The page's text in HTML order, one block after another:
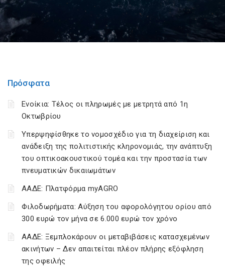
Πρόσφατα
Ενοίκια: Τέλος οι πληρωμές με μετρητά από 1η
Οκτωβρίου
Υπερψηφίσθηκε το νομοσχέδιο για τη διαχείριση και
ανάδειξη της πολιτιστικής κληρονομιάς, την ανάπτυξη
του οπτικοακουστικού τομέα και την προστασία των
πνευματικών δικαιωμάτων
ΑΑΔΕ: Πλατφόρμα myAGRO
Φιλοδωρήματα: Αύξηση του αφορολόγητου ορίου από
300 ευρώ τον μήνα σε 6.000 ευρώ τον χρόνο
ΑΑΔΕ: Ξεμπλοκάρουν οι μεταβιβάσεις κατασχεμένων
ακινήτων – Δεν απαιτείται πλέον πλήρης εξόφληση
της οφειλής